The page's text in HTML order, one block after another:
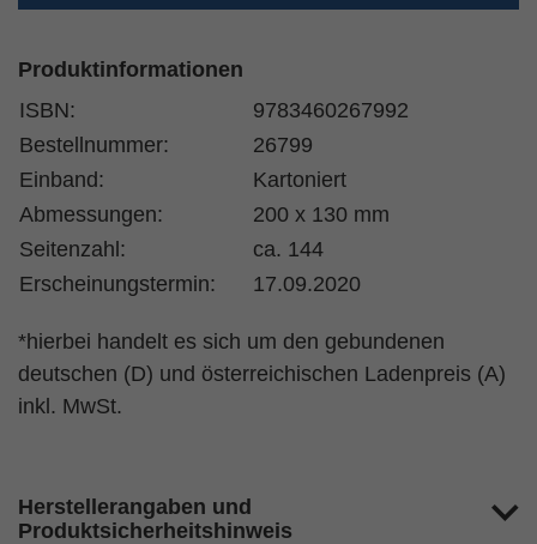
Produktinformationen
ISBN:
9783460267992
Bestellnummer:
26799
Einband:
Kartoniert
Abmessungen:
200 x 130 mm
Seitenzahl:
ca. 144
Erscheinungstermin:
17.09.2020
*hierbei handelt es sich um den gebundenen
deutschen (D) und österreichischen Ladenpreis (A)
inkl. MwSt.
Herstellerangaben und
Produktsicherheitshinweis